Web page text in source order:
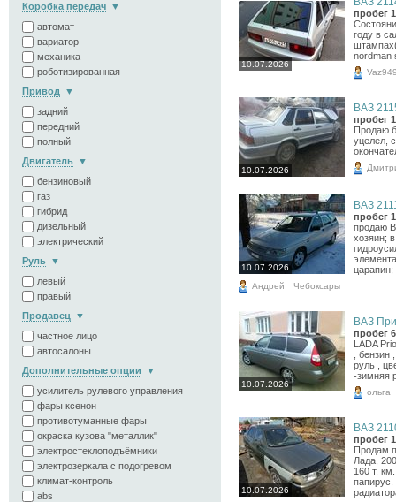
Коробка передач
автомат
вариатор
механика
роботизированная
Привод
задний
передний
полный
Двигатель
бензиновый
газ
гибрид
дизельный
электрический
Руль
левый
правый
Продавец
частное лицо
автосалоны
Дополнительные опции
усилитель рулевого управления
фары ксенон
противотуманные фары
окраска кузова "металлик"
электростеклоподъёмники
электрозеркала с подогревом
климат-контроль
abs
10.07.2026
пробег
году в
nordman
10.07.2026
ВАЗ
пробег
Продаю
уцелел,
10.07.2026
ВАЗ
пробег
продаю
хозяин;
царапин;
Андрей Чебоксары
10.07.2026
ВАЗ
пробег
LADA
,
руль ,
-зимняя
ольга
10.07.2026
ВАЗ
пробег
Продам
Лада,
160 т.
папирус.